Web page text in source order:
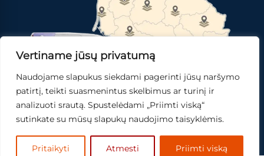
Vertiname jūsų privatumą
Naudojame slapukus siekdami pagerinti jūsų naršymo
patirtį, teikti suasmenintus skelbimus ar turinį ir
analizuoti srautą. Spustelėdami „Priimti viską“
sutinkate su mūsų slapukų naudojimo taisyklėmis.
Pritaikyti Atmesti Priimti viską
Registruotis paslaugai Gauti pasiūlymą
Skubi pagalba